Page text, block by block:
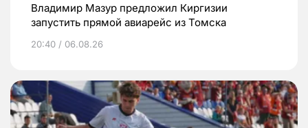
Владимир Мазур предложил Киргизии
запустить прямой авиарейс из Томска
20:40 / 06.08.26